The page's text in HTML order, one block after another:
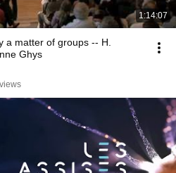
1:14:07
a matter of groups -- H.
Ghys